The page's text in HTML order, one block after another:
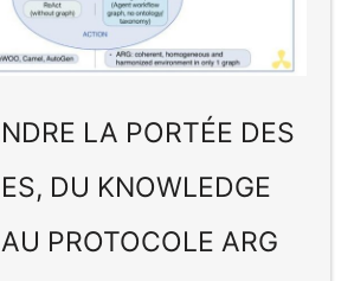
LA PORTÉE DES
DU KNOWLEDGE
PROTOCOLE ARG